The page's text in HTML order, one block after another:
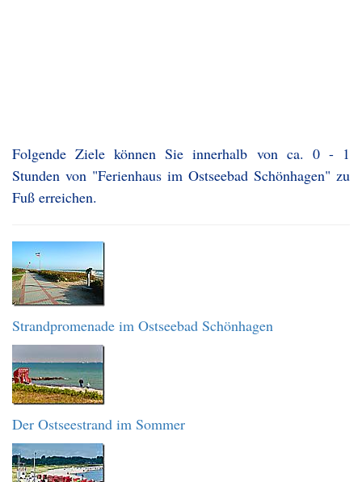
Folgende Ziele können Sie innerhalb von ca. 0 - 1
Stunden von "Ferienhaus im Ostseebad Schönhagen" zu
Fuß erreichen.
Strandpromenade im Ostseebad Schönhagen
Der Ostseestrand im Sommer